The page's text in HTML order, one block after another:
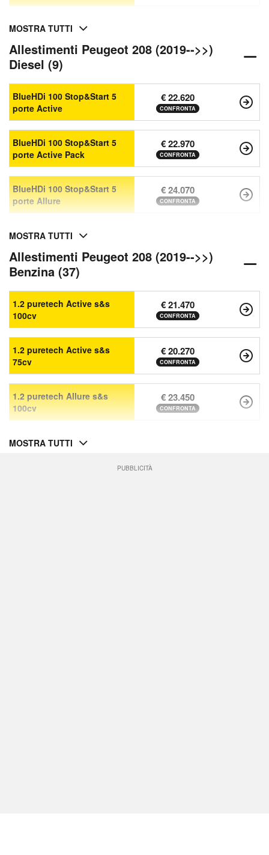
MOSTRA TUTTI
Allestimenti Peugeot 208 (2019-->>)
Diesel (9)
BlueHDi 100 Stop&Start 5
porte Active
€ 22.620
CONFRONTA
BlueHDi 100 Stop&Start 5
porte Active Pack
€ 22.970
CONFRONTA
BlueHDi 100 Stop&Start 5
porte Allure
€ 24.070
CONFRONTA
MOSTRA TUTTI
Allestimenti Peugeot 208 (2019-->>)
Benzina (37)
1.2 puretech Active s&s
100cv
€ 21.470
CONFRONTA
1.2 puretech Active s&s
75cv
€ 20.270
CONFRONTA
1.2 puretech Allure s&s
100cv
€ 23.450
CONFRONTA
MOSTRA TUTTI
PUBBLICITÀ